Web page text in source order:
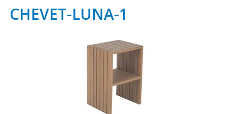
CHEVET-LUNA-1